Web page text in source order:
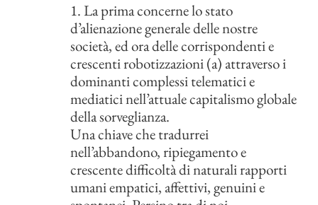
1. La prima concerne lo stato
d’alienazione generale delle nostre
società, ed ora delle corrispondenti e
crescenti robotizzazioni (a) attraverso i
dominanti complessi telematici e
mediatici nell’attuale capitalismo globale
della sorveglianza.
Una chiave che tradurrei
nell’abbandono, ripiegamento e
crescente difficoltà di naturali rapporti
umani empatici, affettivi, genuini e